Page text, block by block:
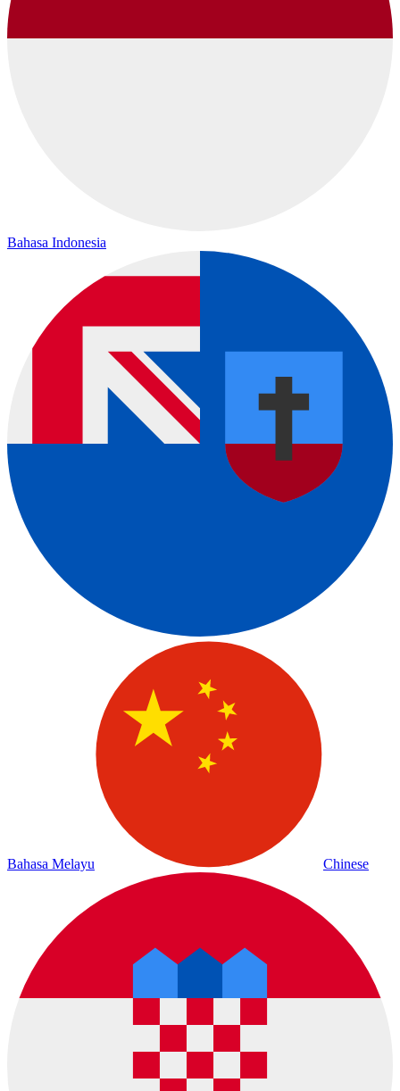
Bahasa Indonesia
Bahasa Melayu Chinese